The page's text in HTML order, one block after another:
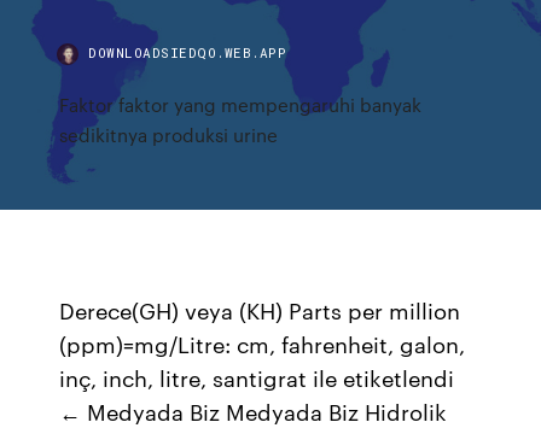
DOWNLOADSIEDQO.WEB.APP
Faktor faktor yang mempengaruhi banyak
sedikitnya produksi urine
Derece(GH) veya (KH) Parts per million
(ppm)=mg/Litre: cm, fahrenheit, galon,
inç, inch, litre, santigrat ile etiketlendi
← Medyada Biz Medyada Biz Hidrolik